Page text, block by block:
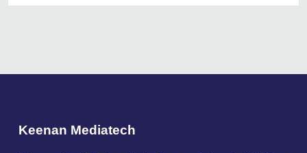
Keenan Mediatech